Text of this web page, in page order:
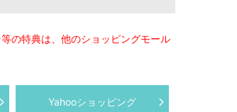
の特典は、他のショッピングモール
Yahooショッピング